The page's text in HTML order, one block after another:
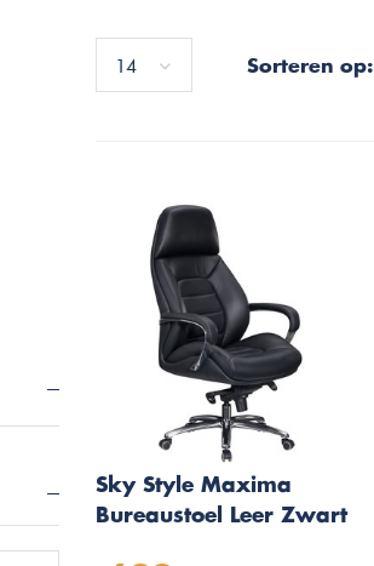
14 Sorteren op:
Sky Style Maxima
Bureaustoel Leer Zwart